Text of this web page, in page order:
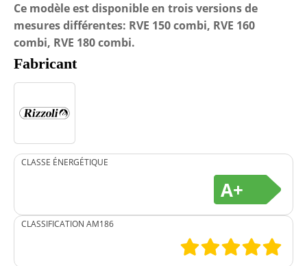
Ce modèle est disponible en trois versions de
mesures différentes: RVE 150 combi, RVE 160
combi, RVE 180 combi.
Fabricant
CLASSE ÉNERGÉTIQUE
A+
CLASSIFICATION AM186